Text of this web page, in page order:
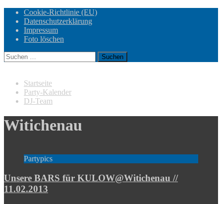
Cookie-Richtlinie (EU)
Datenschutzerklärung
Impressum
Foto löschen
Suchen
nach:
Startseite
Party-Kalender
DJ-Team
Witichenau
Partypics
Unsere BARS für KULOW@Witichenau //
11.02.2013